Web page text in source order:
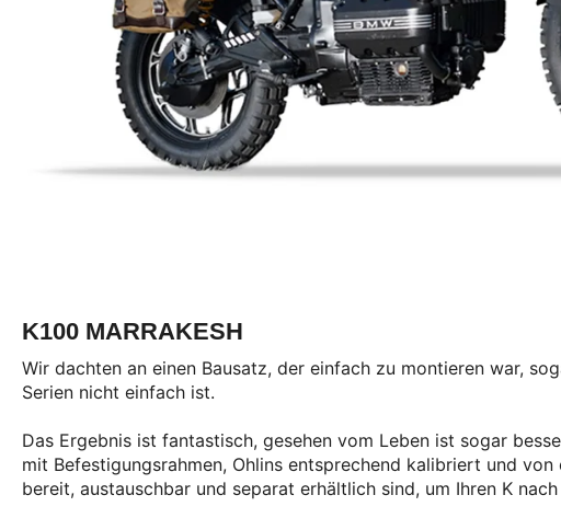
K100 MARRAKESH
Wir dachten an einen Bausatz, der einfach zu montieren war,
Serien nicht einfach ist.
Das Ergebnis ist fantastisch, gesehen vom Leben ist sogar
mit Befestigungsrahmen, Ohlins entsprechend kalibriert und
bereit, austauschbar und separat erhältlich sind, um Ihren K